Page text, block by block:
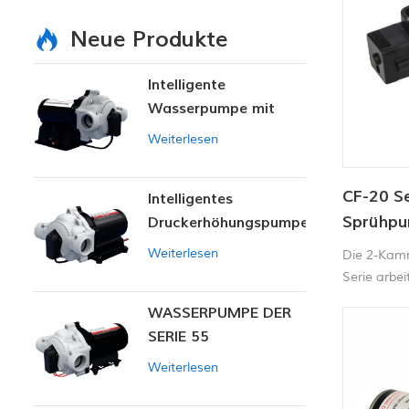
CF-20
35-
Die 2-
Serie
stoppt die
Neue Produkte
Intelligente
Wasserpumpe mit
variablem Druck
Weiterlesen
Intelligentes
Druckerhöhungspumpen-
Set
Weiterlesen
WASSERPUMPE DER
SERIE 55
Weiterlesen